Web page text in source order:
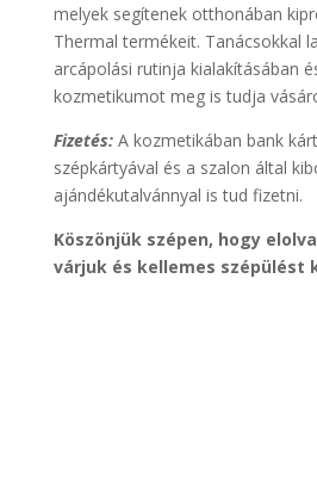
melyek segítenek otthonában
Thermal termékeit. Tanácsokkal
arcápolási rutinja kialakításában
kozmetikumot meg is tudja
Fizetés:A kozmetikában bank
szépkártyával és a szalon által
ajándékutalvánnyal is tud fizetni.
Köszönjük szépen, hogy
várjuk és kellemes szépülést